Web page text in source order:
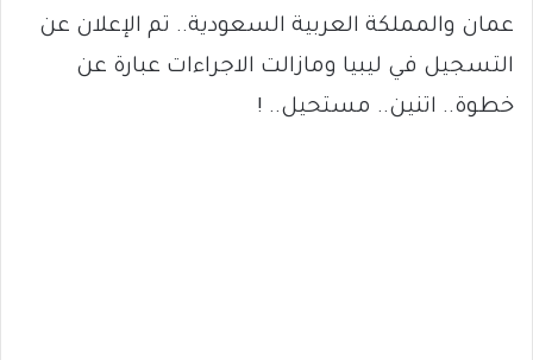
عمان والمملكة العربية السعودية.. تم الإعلان عن
التسجيل في ليبيا ومازالت الاجراءات عبارة عن
خطوة.. اتنين.. مستحيل.. !